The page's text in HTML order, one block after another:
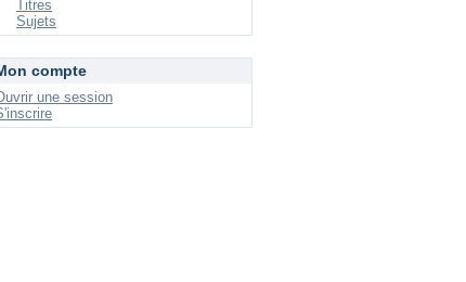
Titres
Sujets
compte
une session